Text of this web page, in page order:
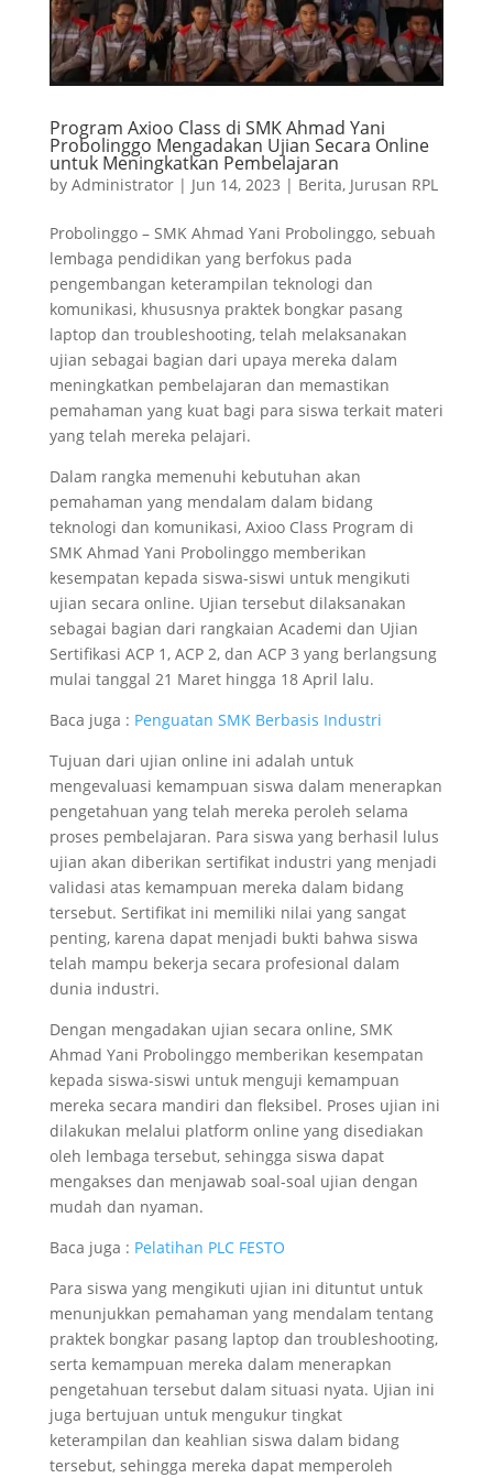
Program Axioo Class di SMK Ahmad Yani
Probolinggo Mengadakan Ujian Secara Online
untuk Meningkatkan Pembelajaran
by Administrator| Jun 14, 2023 | Berita, Jurusan RPL
Probolinggo – SMK Ahmad Yani Probolinggo, sebuah
lembaga pendidikan yang berfokus pada
pengembangan keterampilan teknologi dan
komunikasi, khususnya praktek bongkar pasang
laptop dan troubleshooting, telah melaksanakan
ujian sebagai bagian dari upaya mereka dalam
meningkatkan pembelajaran dan memastikan
pemahaman yang kuat bagi para siswa terkait materi
yang telah mereka pelajari.
Dalam rangka memenuhi kebutuhan akan
pemahaman yang mendalam dalam bidang
teknologi dan komunikasi, Axioo Class Program di
SMK Ahmad Yani Probolinggo memberikan
kesempatan kepada siswa-siswi untuk mengikuti
ujian secara online. Ujian tersebut dilaksanakan
sebagai bagian dari rangkaian Academi dan Ujian
Sertifikasi ACP 1, ACP 2, dan ACP 3 yang berlangsung
mulai tanggal 21 Maret hingga 18 April lalu.
Baca juga : Penguatan SMK Berbasis Industri
Tujuan dari ujian online ini adalah untuk
mengevaluasi kemampuan siswa dalam menerapkan
pengetahuan yang telah mereka peroleh selama
proses pembelajaran. Para siswa yang berhasil lulus
ujian akan diberikan sertifikat industri yang menjadi
validasi atas kemampuan mereka dalam bidang
tersebut. Sertifikat ini memiliki nilai yang sangat
penting, karena dapat menjadi bukti bahwa siswa
telah mampu bekerja secara profesional dalam
dunia industri.
Dengan mengadakan ujian secara online, SMK
Ahmad Yani Probolinggo memberikan kesempatan
kepada siswa-siswi untuk menguji kemampuan
mereka secara mandiri dan fleksibel. Proses ujian ini
dilakukan melalui platform online yang disediakan
oleh lembaga tersebut, sehingga siswa dapat
mengakses dan menjawab soal-soal ujian dengan
mudah dan nyaman.
Baca juga : Pelatihan PLC FESTO
Para siswa yang mengikuti ujian ini dituntut untuk
menunjukkan pemahaman yang mendalam tentang
praktek bongkar pasang laptop dan troubleshooting,
serta kemampuan mereka dalam menerapkan
pengetahuan tersebut dalam situasi nyata. Ujian ini
juga bertujuan untuk mengukur tingkat
keterampilan dan keahlian siswa dalam bidang
tersebut, sehingga mereka dapat memperoleh